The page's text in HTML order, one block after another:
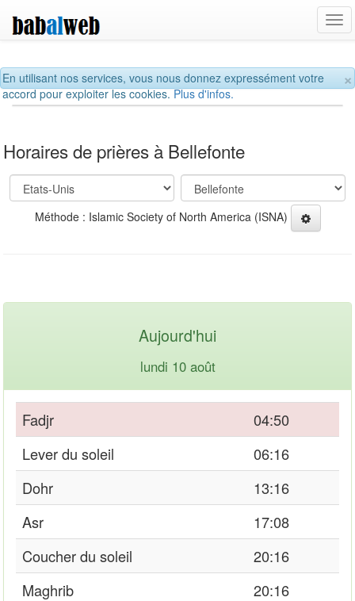
×
En utilisant nos services, vous nous donnez expressément votre
accord pour exploiter les cookies.Plus d'infos.
Horaires de prières à Bellefonte
Méthode : Islamic Society of North America (ISNA)
Aujourd'hui
lundi 10 août
Fadjr
04:50
Lever du soleil
06:16
Dohr
13:16
Asr
17:08
Coucher du soleil
20:16
Maghrib
20:16